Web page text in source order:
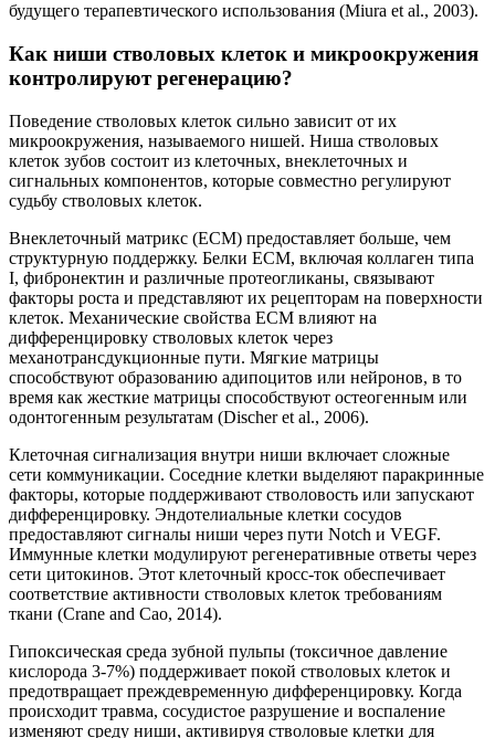
будущего терапевтического использования (Miura et al., 2003).
Как ниши стволовых клеток и микроокружения
контролируют регенерацию?
Поведение стволовых клеток сильно зависит от их
микроокружения, называемого нишей. Ниша стволовых
клеток зубов состоит из клеточных, внеклеточных и
сигнальных компонентов, которые совместно регулируют
судьбу стволовых клеток.
Внеклеточный матрикс (ECM) предоставляет больше, чем
структурную поддержку. Белки ECM, включая коллаген типа
I, фибронектин и различные протеогликаны, связывают
факторы роста и представляют их рецепторам на поверхности
клеток. Механические свойства ECM влияют на
дифференцировку стволовых клеток через
механотрансдукционные пути. Мягкие матрицы
способствуют образованию адипоцитов или нейронов, в то
время как жесткие матрицы способствуют остеогенным или
одонтогенным результатам (Discher et al., 2006).
Клеточная сигнализация внутри ниши включает сложные
сети коммуникации. Соседние клетки выделяют паракринные
факторы, которые поддерживают стволовость или запускают
дифференцировку. Эндотелиальные клетки сосудов
предоставляют сигналы ниши через пути Notch и VEGF.
Иммунные клетки модулируют регенеративные ответы через
сети цитокинов. Этот клеточный кросс-ток обеспечивает
соответствие активности стволовых клеток требованиям
ткани (Crane and Cao, 2014).
Гипоксическая среда зубной пульпы (токсичное давление
кислорода 3-7%) поддерживает покой стволовых клеток и
предотвращает преждевременную дифференцировку. Когда
происходит травма, сосудистое разрушение и воспаление
изменяют среду ниши, активируя стволовые клетки для